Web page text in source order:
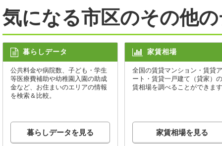
気になる市区のその他
暮らしデータ
公共料金や病院数、子ども・学生
等医療費補助や幼稚園入園の助成
金など、お住まいのエリアの情報
を検索＆比較。
暮らしデータを見る
家賃相場
全国の賃貸マンション・賃貸
ート・賃貸一戸建て（貸家）
賃相場を調べることができま
家賃相場を見る